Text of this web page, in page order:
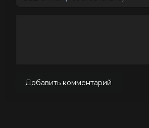
Добавить комментарий